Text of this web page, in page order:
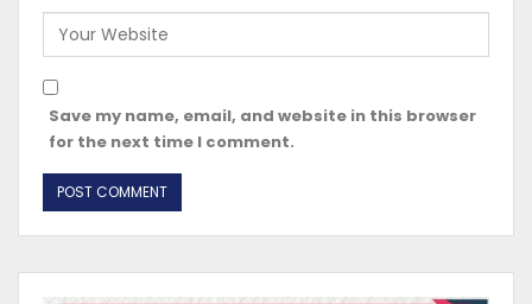
Save my name, email, and website in this browser
for the next time I comment.